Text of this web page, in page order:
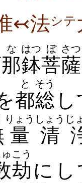
↢法シテ
那
な
鉢
はつ
菩
ぼ
薩
さつ
都
と
総
そう
量
りょう
清
しょうじ
劫
こう
に